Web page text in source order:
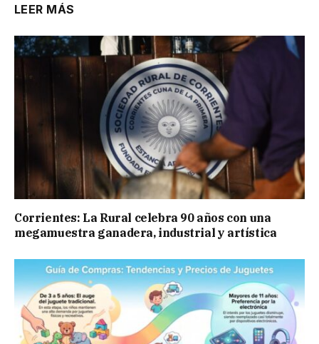
LEER MÁS
Corrientes: La Rural celebra 90 años con una
megamuestra ganadera, industrial y artística